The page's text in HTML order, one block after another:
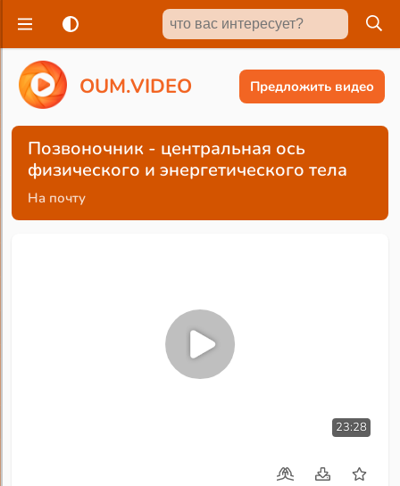
OUM.VIDEO Предложить видео
Позвоночник - центральная ось
физического и энергетического тела
На почту
23:28